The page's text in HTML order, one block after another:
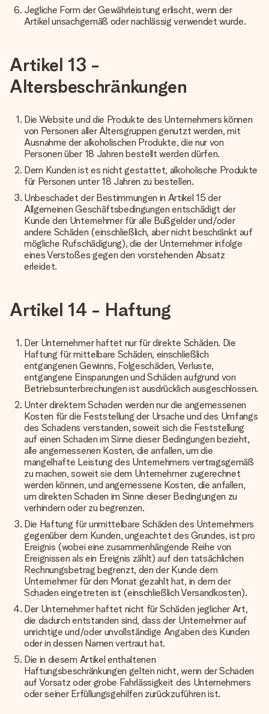
Jegliche Form der Gewährleistung erlischt, wenn der
Artikel unsachgemäß oder nachlässig verwendet wurde.
Artikel 13 -
Altersbeschränkungen
Die Website und die Produkte des Unternehmers können
von Personen aller Altersgruppen genutzt werden, mit
Ausnahme der alkoholischen Produkte, die nur von
Personen über 18 Jahren bestellt werden dürfen.
Dem Kunden ist es nicht gestattet, alkoholische Produkte
für Personen unter 18 Jahren zu bestellen.
Unbeschadet der Bestimmungen in Artikel 15 der
Allgemeinen Geschäftsbedingungen entschädigt der
Kunde den Unternehmer für alle Bußgelder und/oder
andere Schäden (einschließlich, aber nicht beschränkt auf
mögliche Rufschädigung), die der Unternehmer infolge
eines Verstoßes gegen den vorstehenden Absatz
erleidet.
Artikel 14 - Haftung
Der Unternehmer haftet nur für direkte Schäden. Die
Haftung für mittelbare Schäden, einschließlich
entgangenen Gewinns, Folgeschäden, Verluste,
entgangene Einsparungen und Schäden aufgrund von
Betriebsunterbrechungen ist ausdrücklich ausgeschlossen.
Unter direktem Schaden werden nur die angemessenen
Kosten für die Feststellung der Ursache und des Umfangs
des Schadens verstanden, soweit sich die Feststellung
auf einen Schaden im Sinne dieser Bedingungen bezieht,
alle angemessenen Kosten, die anfallen, um die
mangelhafte Leistung des Unternehmers vertragsgemäß
zu machen, soweit sie dem Unternehmer zugerechnet
werden können, und angemessene Kosten, die anfallen,
um direkten Schaden im Sinne dieser Bedingungen zu
verhindern oder zu begrenzen.
Die Haftung für unmittelbare Schäden des Unternehmers
gegenüber dem Kunden, ungeachtet des Grundes, ist pro
Ereignis (wobei eine zusammenhängende Reihe von
Ereignissen als ein Ereignis zählt) auf den tatsächlichen
Rechnungsbetrag begrenzt, den der Kunde dem
Unternehmer für den Monat gezahlt hat, in dem der
Schaden eingetreten ist (einschließlich Versandkosten).
Der Unternehmer haftet nicht für Schäden jeglicher Art,
die dadurch entstanden sind, dass der Unternehmer auf
unrichtige und/oder unvollständige Angaben des Kunden
oder in dessen Namen vertraut hat.
Die in diesem Artikel enthaltenen
Haftungsbeschränkungen gelten nicht, wenn der Schaden
auf Vorsatz oder grobe Fahrlässigkeit des Unternehmers
oder seiner Erfüllungsgehilfen zurückzuführen ist.